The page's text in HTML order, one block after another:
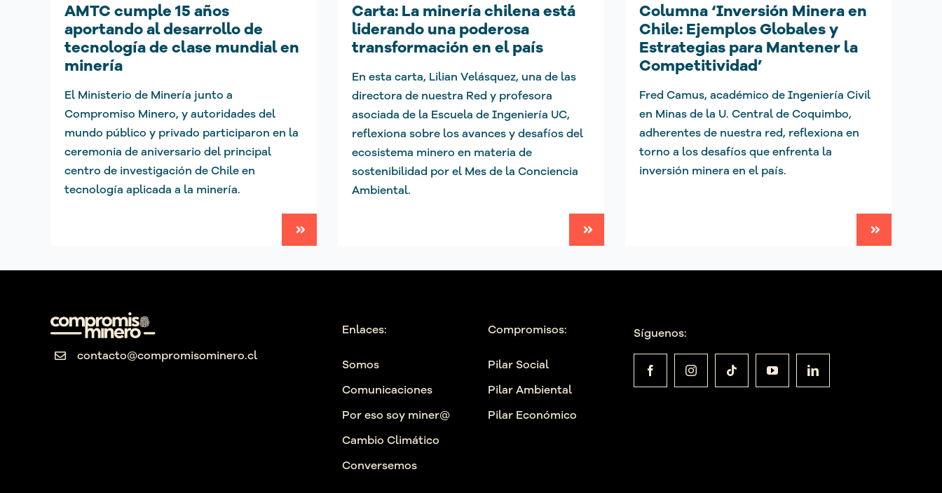
AMTC cumple 15 años
aportando al desarrollo de
tecnología de clase mundial en
minería
El Ministerio de Minería junto a
Compromiso Minero, y autoridades del
mundo público y privado participaron en la
ceremonia de aniversario del principal
centro de investigación de Chile en
tecnología aplicada a la minería.
Carta: La minería chilena está
liderando una poderosa
transformación en el país
En esta carta, Lilian Velásquez, una de las
directora de nuestra Red y profesora
asociada de la Escuela de Ingeniería UC,
reflexiona sobre los avances y desafíos del
ecosistema minero en materia de
sostenibilidad por el Mes de la Conciencia
Ambiental.
Columna ‘Inversión Minera en
Chile: Ejemplos Globales y
Estrategias para Mantener la
Competitividad’
Fred Camus, académico de Ingeniería Civil
en Minas de la U. Central de Coquimbo,
adherentes de nuestra red, reflexiona en
torno a los desafíos que enfrenta la
inversión minera en el país.
contacto@compromisominero.cl
Enlaces:
Somos
Comunicaciones
Por eso soy miner@
Cambio Climático
Conversemos
Compromisos:
Pilar Social
Pilar Ambiental
Pilar Económico
Síguenos: